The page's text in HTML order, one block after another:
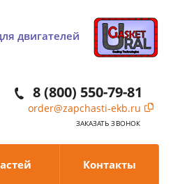
двигателей
8 (800) 550-79-81
order@zapchasti-ekb.ru
ЗАКАЗАТЬ ЗВОНОК
Контакты